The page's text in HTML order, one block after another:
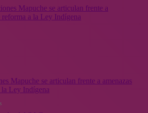
Mapuche se articulan frente a amenazas
la Ley Indígena